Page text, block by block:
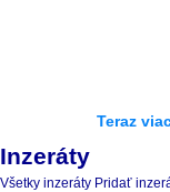
Teraz
Inzeráty
Všetky inzeráty Pridať